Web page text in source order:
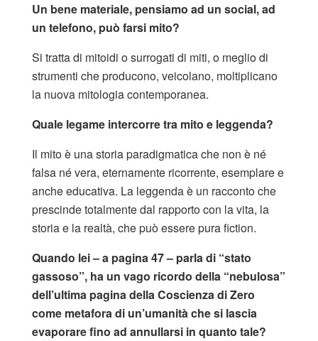
Un bene materiale, pensiamo ad un social, ad
un telefono, può farsi mito?
Si tratta di mitoidi o surrogati di miti, o meglio di
strumenti che producono, veicolano, moltiplicano
la nuova mitologia contemporanea.
Quale legame intercorre tra mito e leggenda?
Il mito è una storia paradigmatica che non è né
falsa né vera, eternamente ricorrente, esemplare e
anche educativa. La leggenda è un racconto che
prescinde totalmente dal rapporto con la vita, la
storia e la realtà, che può essere pura fiction.
Quando lei – a pagina 47 – parla di “stato
gassoso”, ha un vago ricordo della “nebulosa”
dell’ultima pagina della Coscienza di Zero
come metafora di un’umanità che si lascia
evaporare fino ad annullarsi in quanto tale?